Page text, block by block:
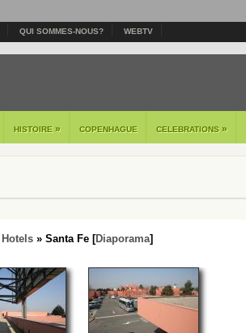
QUI SOMMES-NOUS? WEBTV
HISTOIRE » COPENHAGUE CELEBRATIONS »
Hotels» Santa Fe [Diaporama]